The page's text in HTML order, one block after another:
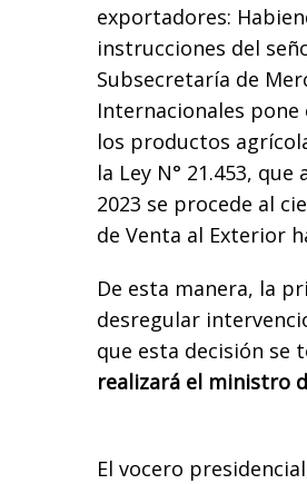
exportadores:
instrucciones del
Subsecretaría de
Internacionales
los productos
la Ley N° 21.453,
2023 se procede al
de Venta al Exterior
De esta manera, la
desregular
que esta decisión se
realizará el ministro
El vocero